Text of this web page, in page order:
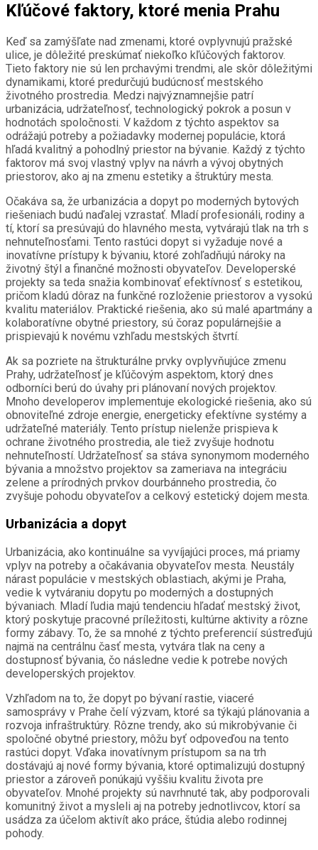
Kľúčové faktory, ktoré menia Prahu
Keď sa zamýšľate nad zmenami, ktoré ovplyvnujú pražské
ulice, je dôležité preskúmať niekoľko kľúčových faktorov.
Tieto faktory nie sú len prchavými trendmi, ale skôr dôležitými
dynamikami, ktoré predurčujú budúcnosť mestského
životného prostredia. Medzi najvýznamnejšie patrí
urbanizácia, udržateľnosť, technologický pokrok a posun v
hodnotách spoločnosti. V každom z týchto aspektov sa
odrážajú potreby a požiadavky modernej populácie, ktorá
hľadá kvalitný a pohodlný priestor na bývanie. Každý z týchto
faktorov má svoj vlastný vplyv na návrh a vývoj obytných
priestorov, ako aj na zmenu estetiky a štruktúry mesta.
Očakáva sa, že urbanizácia a dopyt po moderných bytových
riešeniach budú naďalej vzrastať. Mladí profesionáli, rodiny a
tí, ktorí sa presúvajú do hlavného mesta, vytvárajú tlak na trh s
nehnuteľnosťami. Tento rastúci dopyt si vyžaduje nové a
inovatívne prístupy k bývaniu, ktoré zohľadňujú nároky na
životný štýl a finančné možnosti obyvateľov. Developerské
projekty sa teda snažia kombinovať efektívnosť s estetikou,
pričom kladú dôraz na funkčné rozloženie priestorov a vysokú
kvalitu materiálov. Praktické riešenia, ako sú malé apartmány a
kolaboratívne obytné priestory, sú čoraz populárnejšie a
prispievajú k novému vzhľadu mestských štvrtí.
Ak sa pozriete na štrukturálne prvky ovplyvňujúce zmenu
Prahy, udržateľnosť je kľúčovým aspektom, ktorý dnes
odborníci berú do úvahy pri plánovaní nových projektov.
Mnoho developerov implementuje ekologické riešenia, ako sú
obnoviteľné zdroje energie, energeticky efektívne systémy a
udržateľné materiály. Tento prístup nielenže prispieva k
ochrane životného prostredia, ale tiež zvyšuje hodnotu
nehnuteľností. Udržateľnosť sa stáva synonymom moderného
bývania a množstvo projektov sa zameriava na integráciu
zelene a prírodných prvkov dourbánneho prostredia, čo
zvyšuje pohodu obyvateľov a celkový estetický dojem mesta.
Urbanizácia a dopyt
Urbanizácia, ako kontinuálne sa vyvíjajúci proces, má priamy
vplyv na potreby a očakávania obyvateľov mesta. Neustály
nárast populácie v mestských oblastiach, akými je Praha,
vedie k vytváraniu dopytu po moderných a dostupných
bývaniach. Mladí ľudia majú tendenciu hľadať mestský život,
ktorý poskytuje pracovné príležitosti, kultúrne aktivity a rôzne
formy zábavy. To, že sa mnohé z týchto preferencií sústreďujú
najmä na centrálnu časť mesta, vytvára tlak na ceny a
dostupnosť bývania, čo následne vedie k potrebe nových
developerských projektov.
Vzhľadom na to, že dopyt po bývaní rastie, viaceré
samosprávy v Prahe čelí výzvam, ktoré sa týkajú plánovania a
rozvoja infraštruktúry. Rôzne trendy, ako sú mikrobývanie či
spoločné obytné priestory, môžu byť odpoveďou na tento
rastúci dopyt. Vďaka inovatívnym prístupom sa na trh
dostávajú aj nové formy bývania, ktoré optimalizujú dostupný
priestor a zároveň ponúkajú vyššiu kvalitu života pre
obyvateľov. Mnohé projekty sú navrhnuté tak, aby podporovali
komunitný život a mysleli aj na potreby jednotlivcov, ktorí sa
usádza za účelom aktivít ako práce, štúdia alebo rodinnej
pohody.